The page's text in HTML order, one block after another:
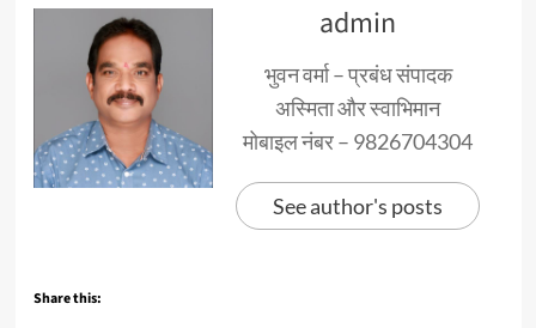
admin
भुवन वर्मा – प्रबंध संपादक
अस्मिता और स्वाभिमान
मोबाइल नंबर – 9826704304
See author's posts
Share this: